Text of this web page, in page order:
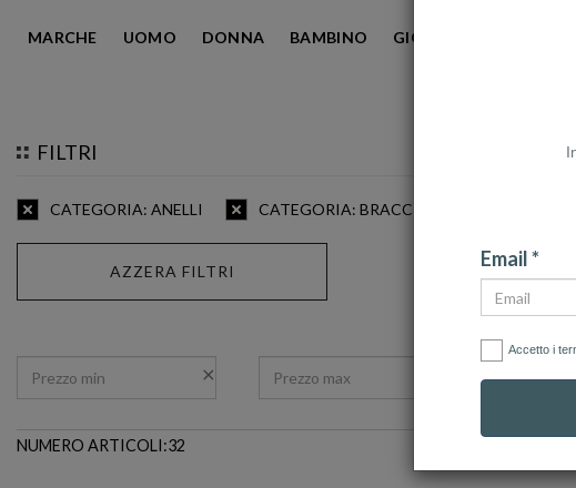
MARCHE UOMO DONNA BAMBINO GIOIELLERIA
HOMEPAGE
MAGICWIRE
FILTRI
CATEGORIA: ANELLI CATEGORIA: BRACCIALI
AZZERA FILTRI
CATEGORIE
NUMERO ARTICOLI:32
Email *
Accetto i